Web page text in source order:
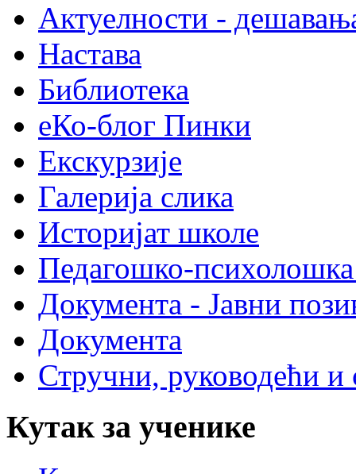
Актуелности -
Настава
Библиотека
еКо-блог Пинки
Екскурзије
Галерија слика
Историјат школе
Педагошко-психолошка
Документа - Јавни
Документа
Стручни, руководећи и
Кутак за ученике